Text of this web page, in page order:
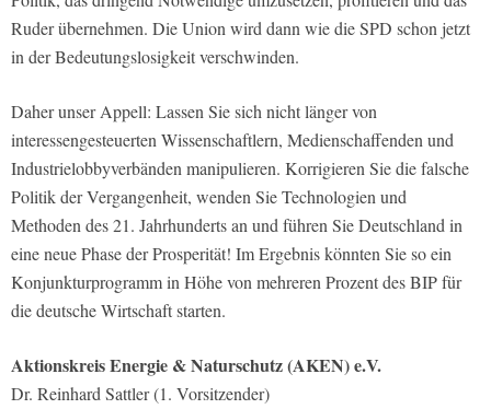
Ruder übernehmen. Die Union wird dann wie die SPD schon jetzt
in der Bedeutungslosigkeit verschwinden.
Daher unser Appell: Lassen Sie sich nicht länger von
interessengesteuerten Wissenschaftlern, Medienschaffenden und
Industrielobbyverbänden manipulieren. Korrigieren Sie die falsche
Politik der Vergangenheit, wenden Sie Technologien und
Methoden des 21. Jahrhunderts an und führen Sie Deutschland in
eine neue Phase der Prosperität! Im Ergebnis könnten Sie so ein
Konjunkturprogramm in Höhe von mehreren Prozent des BIP für
die deutsche Wirtschaft starten.
Aktionskreis Energie & Naturschutz (AKEN) e.V.
Dr. Reinhard Sattler (1. Vorsitzender)